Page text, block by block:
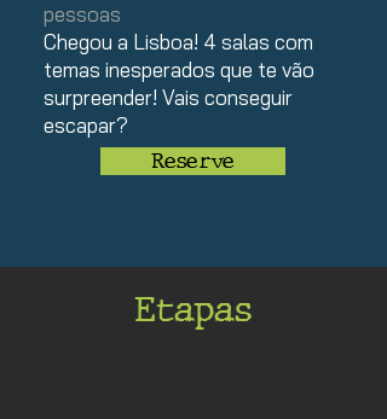
pessoas
Chegou a Lisboa! 4 salas com
temas inesperados que te vão
surpreender! Vais conseguir
escapar?
Reserve
Etapas